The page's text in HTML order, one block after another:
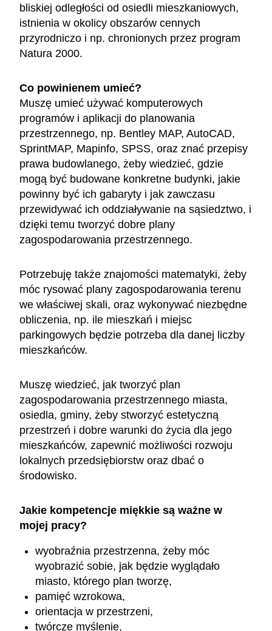
bliskiej odległości od osiedli mieszkaniowych,
istnienia w okolicy obszarów cennych
przyrodniczo i np. chronionych przez program
Natura 2000.
Co powinienem umieć?
Muszę umieć używać komputerowych
programów i aplikacji do planowania
przestrzennego, np. Bentley MAP, AutoCAD,
SprintMAP, Mapinfo, SPSS, oraz znać przepisy
prawa budowlanego, żeby wiedzieć, gdzie
mogą być budowane konkretne budynki, jakie
powinny być ich gabaryty i jak zawczasu
przewidywać ich oddziaływanie na sąsiedztwo, i
dzięki temu tworzyć dobre plany
zagospodarowania przestrzennego.
Potrzebuję także znajomości matematyki, żeby
móc rysować plany zagospodarowania terenu
we właściwej skali, oraz wykonywać niezbędne
obliczenia, np. ile mieszkań i miejsc
parkingowych będzie potrzeba dla danej liczby
mieszkańców.
Muszę wiedzieć, jak tworzyć plan
zagospodarowania przestrzennego miasta,
osiedla, gminy, żeby stworzyć estetyczną
przestrzeń i dobre warunki do życia dla jego
mieszkańców, zapewnić możliwości rozwoju
lokalnych przedsiębiorstw oraz dbać o
środowisko.
Jakie kompetencje miękkie są ważne w
mojej pracy?
wyobraźnia przestrzenna, żeby móc
wyobrazić sobie, jak będzie wyglądało
miasto, którego plan tworzę,
pamięć wzrokowa,
orientacja w przestrzeni,
twórcze myślenie,